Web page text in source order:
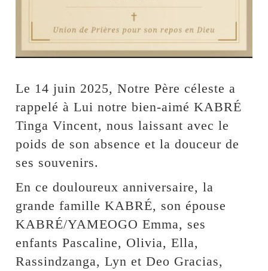
Le 14 juin 2025, Notre Père céleste a
rappelé à Lui notre bien-aimé KABRÉ
Tinga Vincent, nous laissant avec le
poids de son absence et la douceur de
ses souvenirs.
En ce douloureux anniversaire, la
grande famille KABRÉ, son épouse
KABRÉ/YAMEOGO Emma, ses
enfants Pascaline, Olivia, Ella,
Rassindzanga, Lyn et Deo Gracias,